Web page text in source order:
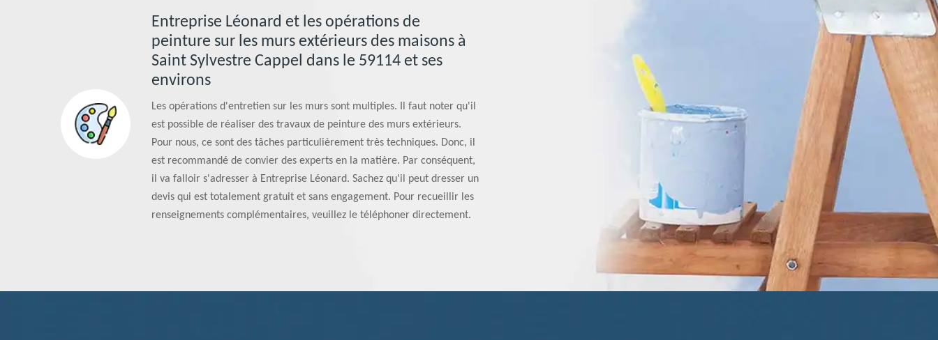
Entreprise Léonard et les opérations de
peinture sur les murs extérieurs des maisons à
Saint Sylvestre Cappel dans le 59114 et ses
environs
Les opérations d'entretien sur les murs sont multiples. Il faut noter qu'il
est possible de réaliser des travaux de peinture des murs extérieurs.
Pour nous, ce sont des tâches particulièrement très techniques. Donc, il
est recommandé de convier des experts en la matière. Par conséquent,
il va falloir s'adresser à Entreprise Léonard. Sachez qu'il peut dresser un
devis qui est totalement gratuit et sans engagement. Pour recueillir les
renseignements complémentaires, veuillez le téléphoner directement.